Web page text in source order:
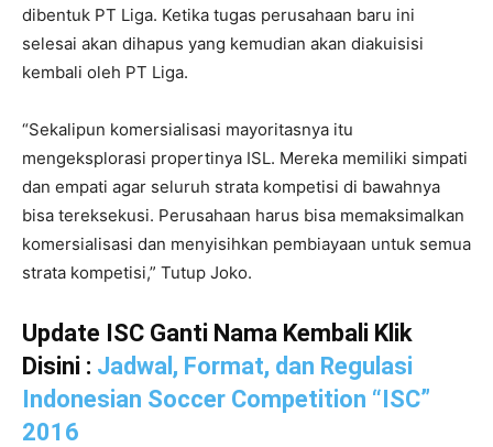
dibentuk PT Liga. Ketika tugas perusahaan baru ini
selesai akan dihapus yang kemudian akan diakuisisi
kembali oleh PT Liga.
“Sekalipun komersialisasi mayoritasnya itu
mengeksplorasi propertinya ISL. Mereka memiliki simpati
dan empati agar seluruh strata kompetisi di bawahnya
bisa tereksekusi. Perusahaan harus bisa memaksimalkan
komersialisasi dan menyisihkan pembiayaan untuk semua
strata kompetisi,” Tutup Joko.
Update ISC Ganti Nama Kembali Klik
Disini : Jadwal, Format, dan Regulasi
Indonesian Soccer Competition “ISC”
2016